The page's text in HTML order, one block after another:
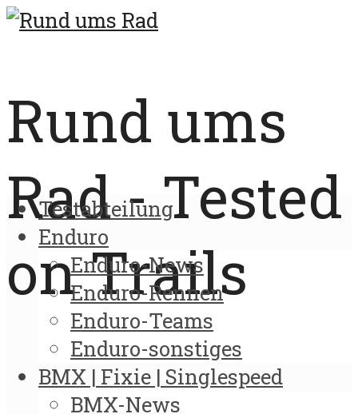
Rund ums
Rad - Tested
on Trails
Testabteilung
Enduro
Enduro-News
Enduro-Rennen
Enduro-Teams
Enduro-sonstiges
BMX | Fixie | Singlespeed
BMX-News